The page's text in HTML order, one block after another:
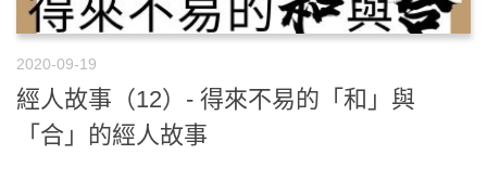
2020-09-19
經人故事（12）- 得來不易的「和」與
「合」的經人故事